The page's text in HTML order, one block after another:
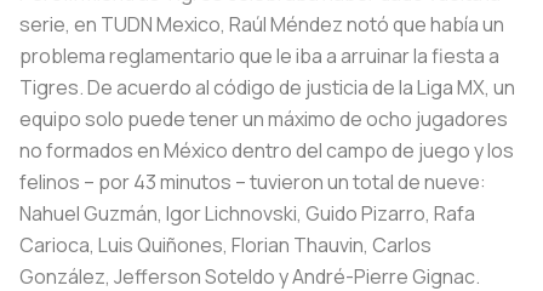
serie, en TUDN Mexico, Raúl Méndez notó que había un
problema reglamentario que le iba a arruinar la fiesta a
Tigres. De acuerdo al código de justicia de la Liga MX, un
equipo solo puede tener un máximo de ocho jugadores
no formados en México dentro del campo de juego y los
felinos – por 43 minutos – tuvieron un total de nueve:
Nahuel Guzmán, Igor Lichnovski, Guido Pizarro, Rafa
Carioca, Luis Quiñones, Florian Thauvin, Carlos
González, Jefferson Soteldo y André-Pierre Gignac.